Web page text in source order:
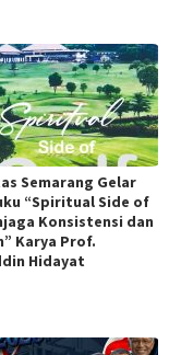
Semarang Gelar
“Spiritual Side of
Konsistensi dan
Karya Prof.
Hidayat